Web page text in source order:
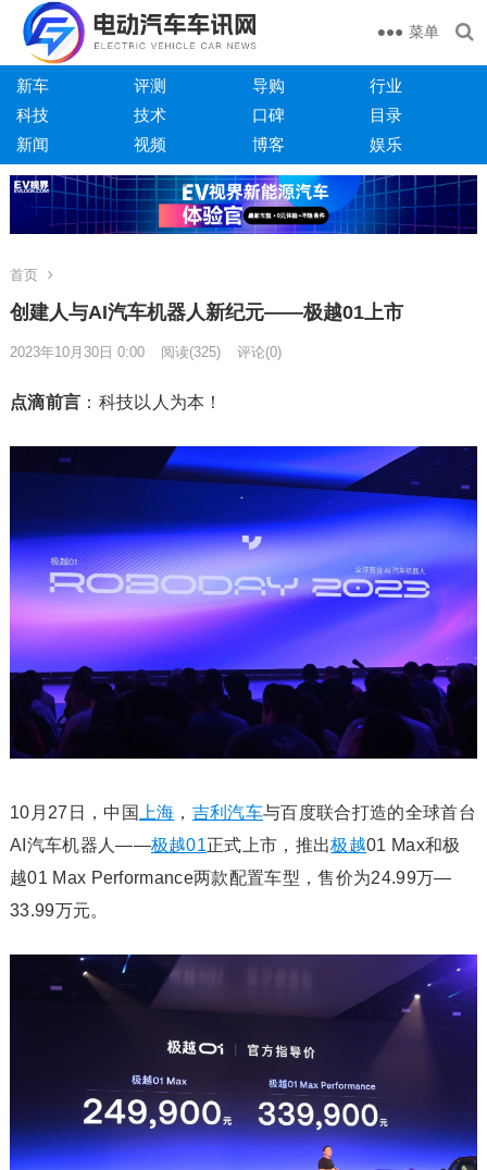
菜单
新车 评测 导购
行业
科技
技术 口碑
目录
新闻
视频 博客 娱乐
首页
创建人与AI汽车机器人新纪元——极越01上市
2023年10月30日 0:00 阅读(325) 评论(0)
点滴前言 ：科技以人为本！
10月27日，中国 上海 ， 吉利汽车与百度联合打造的全球首台
AI汽车机器人——极越01正式上市，推出极越01 Max和极
越01 Max Performance两款配置车型，售价为24.99万—
33.99万元。